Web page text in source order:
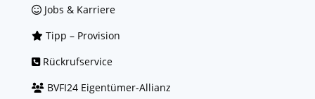
Jobs & Karriere
Tipp – Provision
Rückrufservice
BVFI24 Eigentümer-Allianz